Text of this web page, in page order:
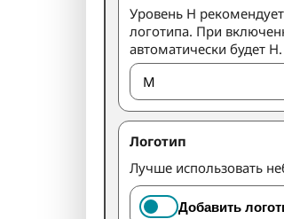
Уровень H
логотипа. При
автоматически будет H.
Логотип
Лучше использовать
Добавить